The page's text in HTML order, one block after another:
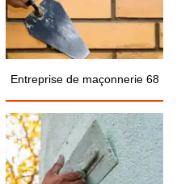
Entreprise de maçonnerie 68